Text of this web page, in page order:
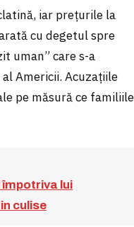
iar prețurile la
cu degetul spre
uman” care s-a
Americii. Acuzațiile
pe măsură ce familiile
împotriva lui
culise